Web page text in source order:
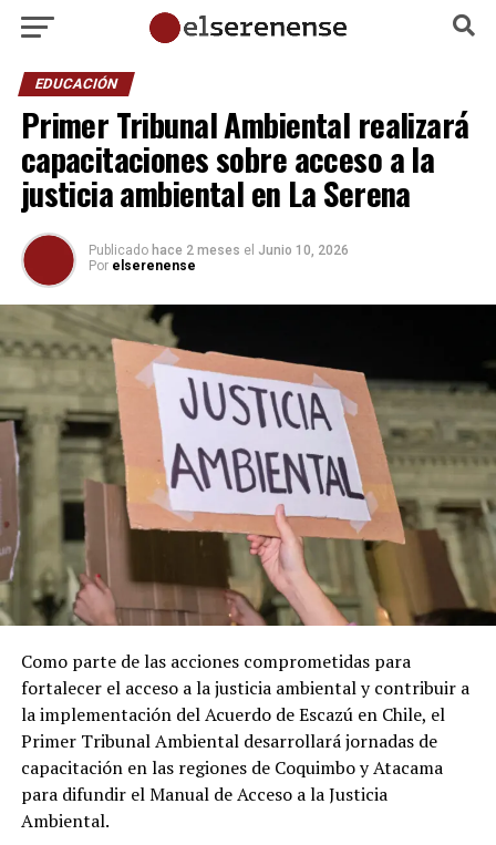
EDUCACIÓN
Primer Tribunal Ambiental realizará
capacitaciones sobre acceso a la
justicia ambiental en La Serena
Publicado hace 2 meses el Junio 10, 2026
Por elserenense
Como parte de las acciones comprometidas para
fortalecer el acceso a la justicia ambiental y contribuir a
la implementación del Acuerdo de Escazú en Chile, el
Primer Tribunal Ambiental desarrollará jornadas de
capacitación en las regiones de Coquimbo y Atacama
para difundir el Manual de Acceso a la Justicia
Ambiental.